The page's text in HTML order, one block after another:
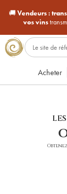
🚚Vendeurs :
vos vins
Acheter